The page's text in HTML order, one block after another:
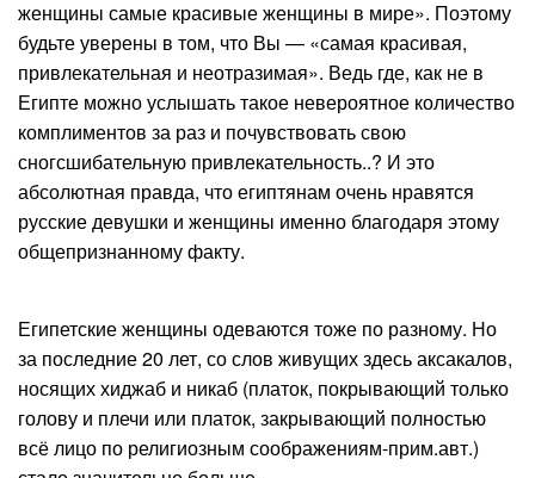
женщины самые красивые женщины в мире». Поэтому
будьте уверены в том, что Вы — «самая красивая,
привлекательная и неотразимая». Ведь где, как не в
Египте можно услышать такое невероятное количество
комплиментов за раз и почувствовать свою
сногсшибательную привлекательность..? И это
абсолютная правда, что египтянам очень нравятся
русские девушки и женщины именно благодаря этому
общепризнанному факту.
Египетские женщины одеваются тоже по разному. Но
за последние 20 лет, со слов живущих здесь аксакалов,
носящих хиджаб и никаб (платок, покрывающий только
голову и плечи или платок, закрывающий полностью
всё лицо по религиозным соображениям-прим.авт.)